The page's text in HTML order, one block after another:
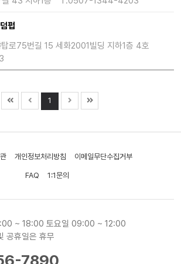
펍
로75번길 15 세화2001빌딩 지하1층 4호
1
개인정보처리방침 이메일무단수집거부
FAQ 1:1문의
~ 18:00 토요일 09:00 ~ 12:00
공휴일은 휴무
7890